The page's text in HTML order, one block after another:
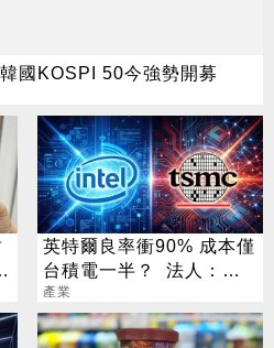
國KOSPI 50今強勢開募
英特爾良率衝90% 成本僅
台積電一半？ 法人：「3
台廠」機會來了
產業